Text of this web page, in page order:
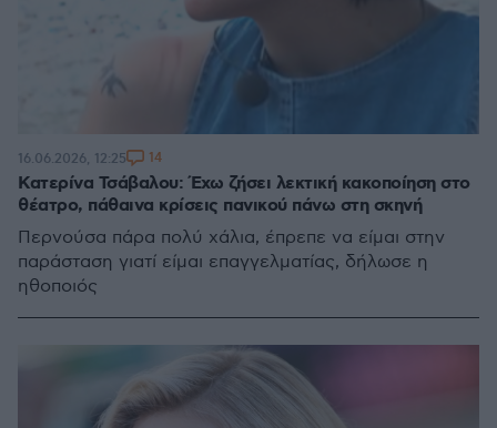
Κατερίνα Τσάβαλου: Έχω ζήσει λεκτική κακοποίηση στο
θέατρο, πάθαινα κρίσεις πανικού πάνω στη σκηνή
Περνούσα πάρα πολύ χάλια, έπρεπε να είμαι στην
παράσταση γιατί είμαι επαγγελματίας, δήλωσε η
ηθοποιός
16.06.2026, 12:25 14